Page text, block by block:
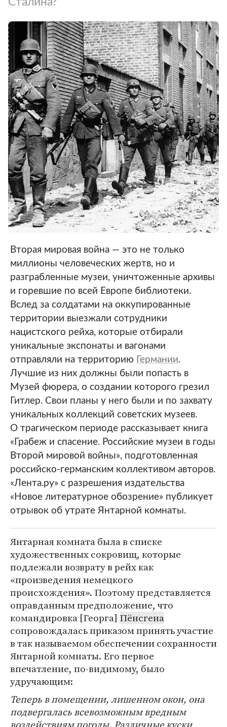
Вторая мировая война — это не только
миллионы человеческих жертв, но и
разграбленные музеи, уничтоженные архивы
и горевшие по всей Европе библиотеки.
Вслед за солдатами на оккупированные
территории выезжали сотрудники
нацистского рейха, которые отбирали
уникальные экспонаты и вагонами
отправляли на территорию Германии.
Лучшие из них должны были попасть в
Музей фюрера, о создании которого грезил
Гитлер. Свои планы у него были и по захвату
уникальных коллекций советских музеев.
О трагическом периоде рассказывает книга
«Грабеж и спасение. Российские музеи в годы
Второй мировой войны», подготовленная
российско-германским коллективом авторов.
«Лента.ру» с разрешения издательства
«Новое литературное обозрение» публикует
отрывок об утрате Янтарной комнаты.
Янтарная комната была в списке
художественных сокровищ, которые
подлежали возврату в рейх как
«произведения немецкого
происхождения». Поэтому представляется
оправданным предположение, что
командировка [Георга] Пёнсгена
сопровождалась приказом принять участие
в так называемом обеспечении сохранности
Янтарной комнаты. Его первое
впечатление, по-видимому, было
удручающим:
Теперь в помещении, лишенном окон, она
подвергалась всевозможным вредным